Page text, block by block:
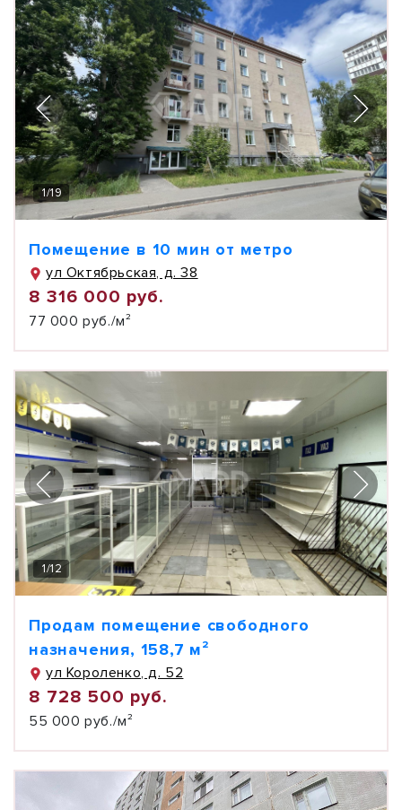
1/19
Помещение в 10 мин от метро
ул Октябрьская, д. 38
8 316 000 руб.
77 000 руб./м²
1/12
Продам помещение свободного
назначения, 158,7 м²
ул Короленко, д. 52
8 728 500 руб.
55 000 руб./м²